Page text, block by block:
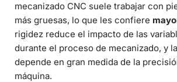
mecanizado CNC suele trabajar con
más gruesas, lo que les confiere
rigidez reduce el impacto de las
durante el proceso de mecanizado, y
depende en gran medida de la
máquina.